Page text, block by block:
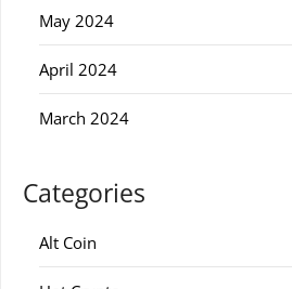
May 2024
April 2024
March 2024
Categories
Alt Coin